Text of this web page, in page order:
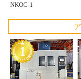
NKOC-1